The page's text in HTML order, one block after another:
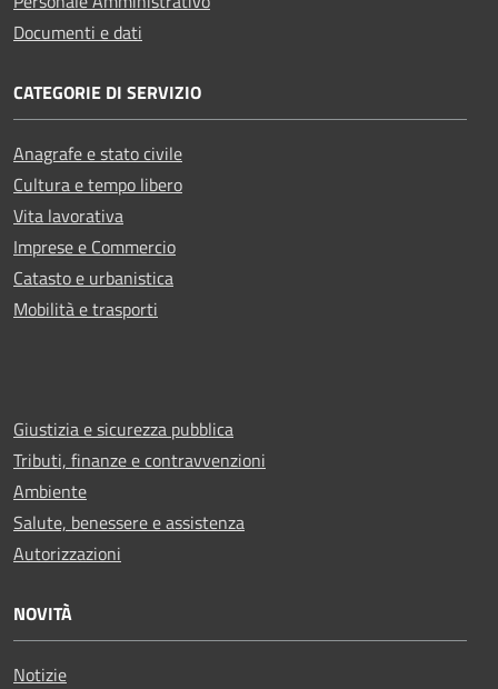
Documenti e dati
CATEGORIE DI SERVIZIO
Anagrafe e stato civile
Cultura e tempo libero
Vita lavorativa
Imprese e Commercio
Catasto e urbanistica
Mobilità e trasporti
Giustizia e sicurezza pubblica
Tributi, finanze e contravvenzioni
Ambiente
Salute, benessere e assistenza
Autorizzazioni
NOVITÀ
Notizie